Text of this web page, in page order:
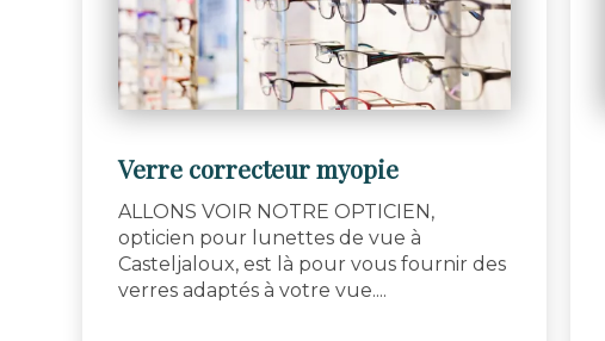
Verre correcteur myopie
ALLONS VOIR NOTRE OPTICIEN,
opticien pour lunettes de vue à
Casteljaloux, est là pour vous fournir des
verres adaptés à votre vue....